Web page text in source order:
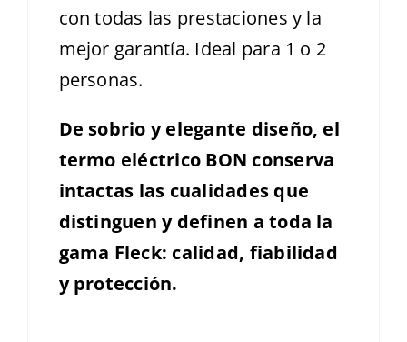
con todas las prestaciones y la
mejor garantía. Ideal para 1 o 2
personas.
De sobrio y elegante diseño, el
termo eléctrico BON conserva
intactas las cualidades que
distinguen y definen a toda la
gama Fleck: calidad, fiabilidad
y protección.